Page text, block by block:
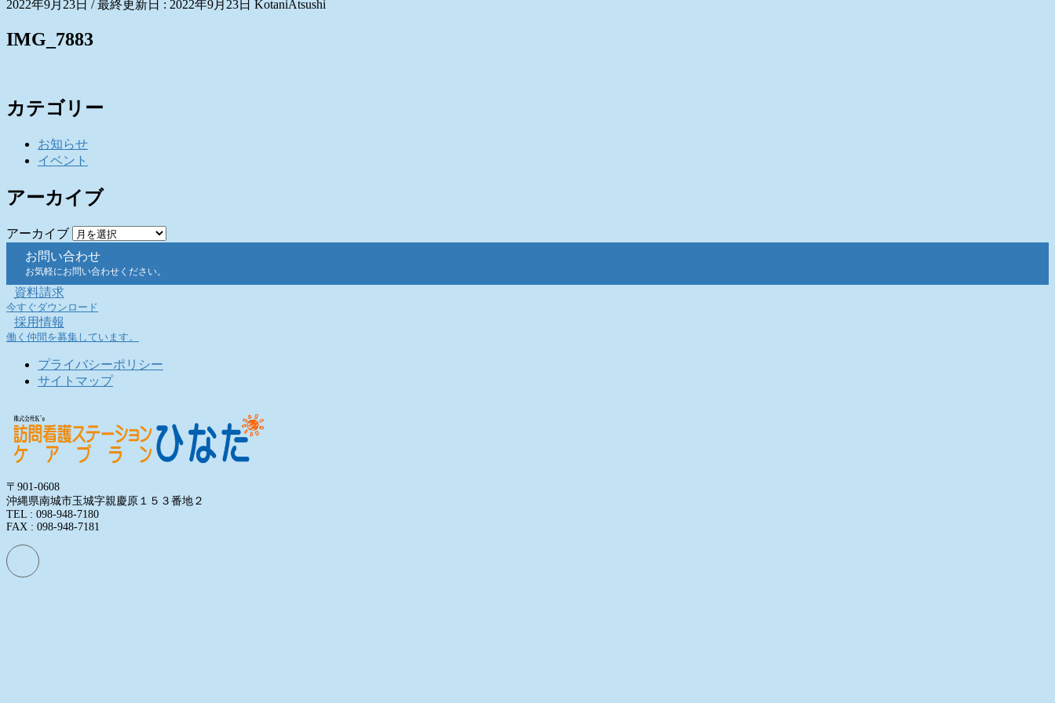
2022年9月23日 / 最終更新日 : 2022年9月23日 KotaniAtsushi
IMG_7883
カテゴリー
お知らせ
イベント
アーカイブ
アーカイブ
お問い合わせ
お気軽にお問い合わせください。
資料請求
今すぐダウンロード
採用情報
働く仲間を募集しています。
プライバシーポリシー
サイトマップ
〒901-0608
沖縄県南城市玉城字親慶原１５３番地２
TEL : 098-948-7180
FAX : 098-948-7181